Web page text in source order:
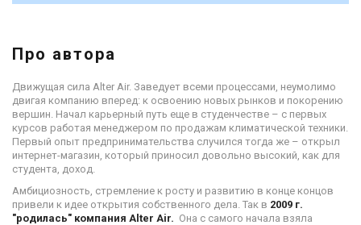
Про автора
Движущая сила Alter Air. Заведует всеми процессами, неумолимо
двигая компанию вперед: к освоению новых рынков и покорению
вершин. Начал карьерный путь еще в студенчестве – с первых
курсов работая менеджером по продажам климатической техники.
Первый опыт предпринимательства случился тогда же – открыл
интернет-магазин, который приносил довольно высокий, как для
студента, доход.
Амбициозность, стремление к росту и развитию в конце концов
привели к идее открытия собственного дела. Так в 2009 г.
"родилась" компания Alter Air. Она с самого начала взяла